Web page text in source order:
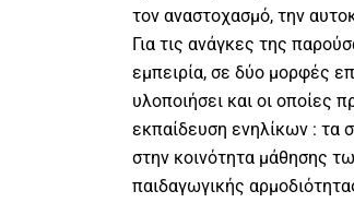
τον αναστοχασμό, την
Για τις ανάγκες της
εμπειρία, σε δύο μορφές
υλοποιήσει και οι οποίες
εκπαίδευση ενηλίκων : τα
στην κοινότητα μάθησης
παιδαγωγικής